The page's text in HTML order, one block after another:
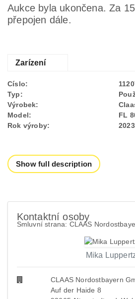
Aukce byla ukončena. Za
přepojen dále.
Zarízení
Císlo:
Typ:
Výrobek:
Model:
FL
Rok výroby:
2023
Show full description
Kontaktní osoby
Smluvní strana: CLAAS
Mika
CLAAS Nordostbayern
Auf der Haide 8